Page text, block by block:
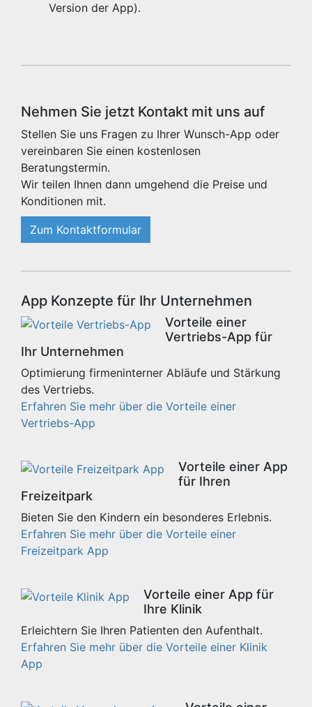
Version der App).
Nehmen Sie jetzt Kontakt mit uns auf
Stellen Sie uns Fragen zu Ihrer Wunsch-App oder
vereinbaren Sie einen kostenlosen
Beratungstermin.
Wir teilen Ihnen dann umgehend die Preise und
Konditionen mit.
Zum Kontaktformular
App Konzepte für Ihr Unternehmen
Vorteile einer
Vertriebs-App für
Ihr Unternehmen
Optimierung firmeninterner Abläufe und Stärkung
des Vertriebs.
Erfahren Sie mehr über die Vorteile einer
Vertriebs-App
Vorteile einer App
für Ihren
Freizeitpark
Bieten Sie den Kindern ein besonderes Erlebnis.
Erfahren Sie mehr über die Vorteile einer
Freizeitpark App
Vorteile einer App für
Ihre Klinik
Erleichtern Sie Ihren Patienten den Aufenthalt.
Erfahren Sie mehr über die Vorteile einer Klinik
App